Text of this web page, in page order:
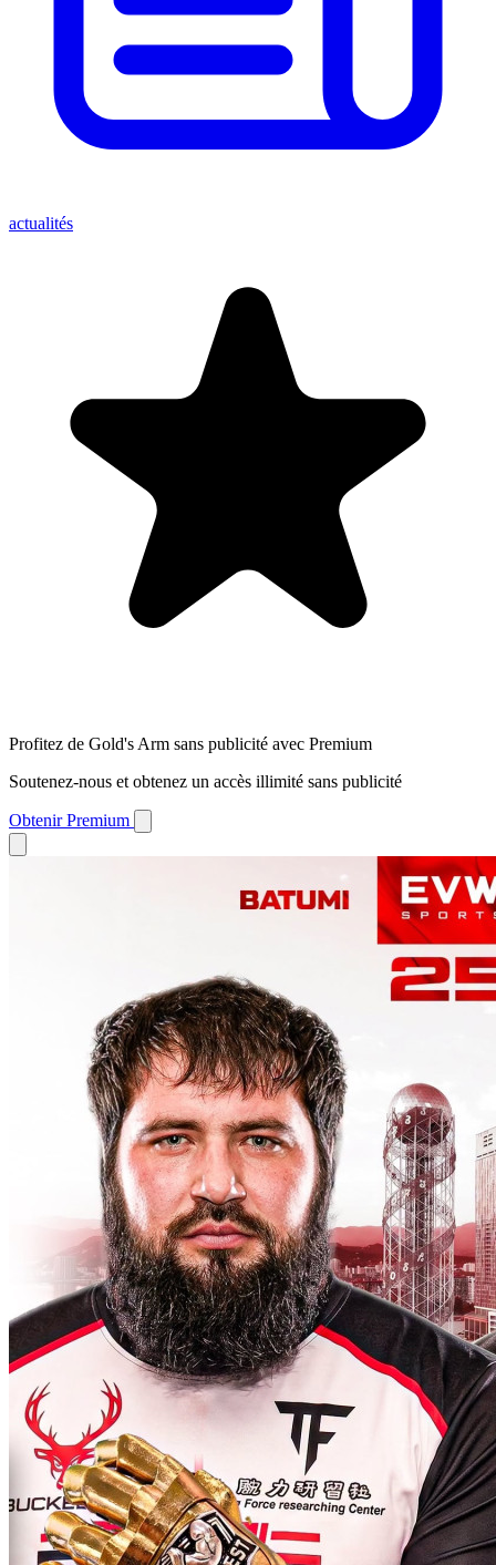
actualités
Profitez de Gold's Arm sans publicité avec Premium
Soutenez-nous et obtenez un accès illimité sans publicité
Obtenir Premium